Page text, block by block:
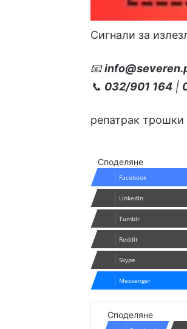
Сигнали за
📧
📞 032/901 164 |
репатрак трошки
Споделяне
Facebook
LinkedIn
Tumblr
Reddit
Skype
Messenger
Споделяне